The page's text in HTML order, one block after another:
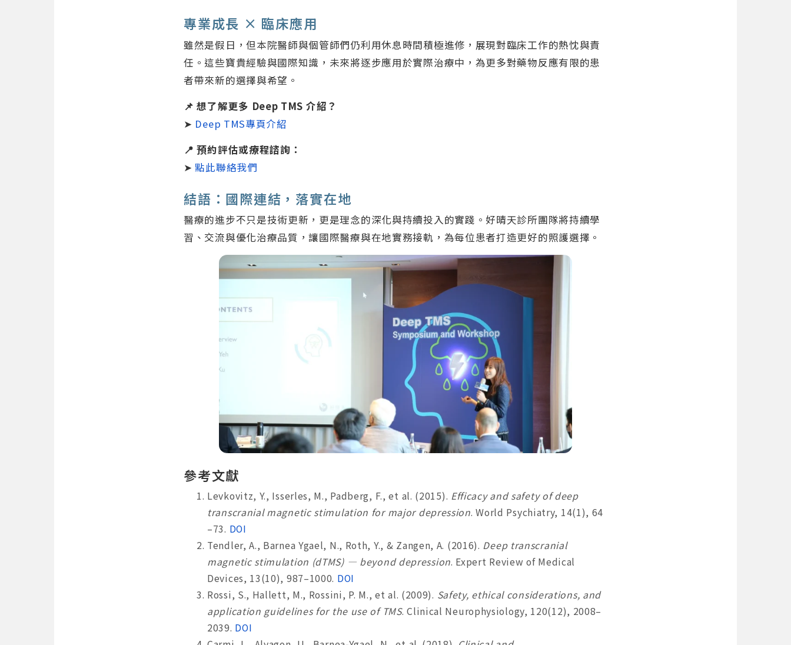
專業成長 × 臨床應用
雖然是假日，但本院醫師與個管師們仍利用休息時間積極進修，展現對臨床工作的熱忱與責
任。這些寶貴經驗與國際知識，未來將逐步應用於實際治療中，為更多對藥物反應有限的患
者帶來新的選擇與希望。
📌 想了解更多 Deep TMS 介紹？
➤ Deep TMS專頁介紹
📍 預約評估或療程諮詢：
➤點此聯絡我們
結語：國際連結，落實在地
醫療的進步不只是技術更新，更是理念的深化與持續投入的實踐。好晴天診所團隊將持續學
習、交流與優化治療品質，讓國際醫療與在地實務接軌，為每位患者打造更好的照護選擇。
參考文獻
Levkovitz, Y., Isserles, M., Padberg, F., et al. (2015). Efficacy and safety of deep
transcranial magnetic stimulation for major depression. World Psychiatry, 14(1), 64
–73. DOI
Tendler, A., Barnea Ygael, N., Roth, Y., & Zangen, A. (2016). Deep transcranial
magnetic stimulation (dTMS) — beyond depression. Expert Review of Medical
Devices, 13(10), 987–1000. DOI
Rossi, S., Hallett, M., Rossini, P. M., et al. (2009). Safety, ethical considerations, and
application guidelines for the use of TMS. Clinical Neurophysiology, 120(12), 2008–
2039. DOI